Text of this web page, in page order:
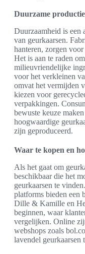
Duurzame
Duurzaamheid is een
van geurkaarsen.
hanteren, zorgen
Het is aan te raden
milieuvriendelijke
voor het verkleinen
omvat het vermijden
kiezen voor
verpakkingen.
bewuste keuze
hoogwaardige
zijn geproduceerd.
Waar te kopen en
Als het gaat om
beschikbaar die het
geurkaarsen te
platforms bieden een
Dille & Kamille en
beginnen, waar
vergelijken. Online
webshops zoals
lavendel geurkaarsen